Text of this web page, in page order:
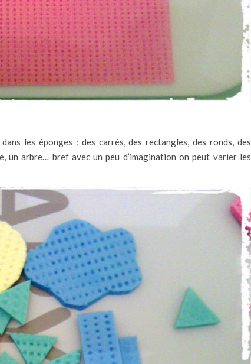
les éponges : des carrés, des rectangles, des ronds, des
un arbre… bref avec un peu d’imagination on peut varier les